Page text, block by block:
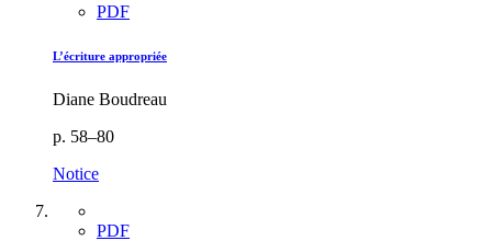
PDF
L’écriture appropriée
Diane Boudreau
p. 58–80
Notice
PDF